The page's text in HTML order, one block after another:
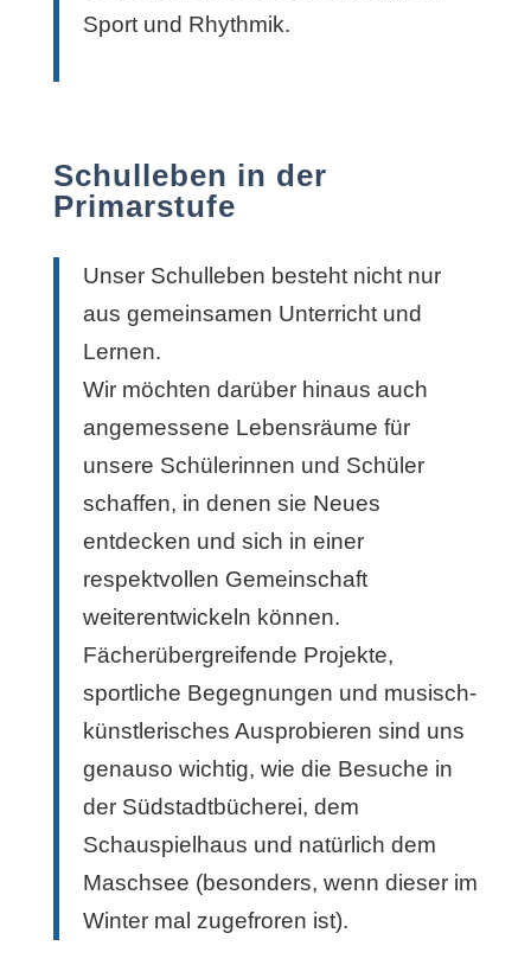
Sport und Rhythmik.
Schulleben in der
Primarstufe
Unser Schulleben besteht nicht nur
aus gemeinsamen Unterricht und
Lernen.
Wir möchten darüber hinaus auch
angemessene Lebensräume für
unsere Schülerinnen und Schüler
schaffen, in denen sie Neues
entdecken und sich in einer
respektvollen Gemeinschaft
weiterentwickeln können.
Fächerübergreifende Projekte,
sportliche Begegnungen und musisch-
künstlerisches Ausprobieren sind uns
genauso wichtig, wie die Besuche in
der Südstadtbücherei, dem
Schauspielhaus und natürlich dem
Maschsee (besonders, wenn dieser im
Winter mal zugefroren ist).